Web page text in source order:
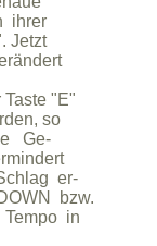
ihrer
Jetzt
"E"
so
Ge-
er-
bzw.
in